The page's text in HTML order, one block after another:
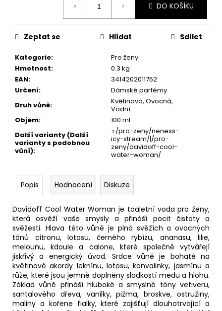
DO KOŠÍKU
Kategorie:
Pro ženy
Hmotnost:
0.3 kg
EAN:
3414202011752
Určení:
Dámské parfémy
Druh vůně:
Květinová, Ovocná,
Vodní
Objem:
100 ml
Další varianty (Další
varianty s podobnou
vůní):
+/pro-zeny/neness-
icy-stream/|/pro-
zeny/davidoff-cool-
water-woman/
Zeptat se Hlídat Sdílet
Popis Hodnocení Diskuze
Davidoff Cool Water Woman je toaletní voda pro ženy,
která osvěží vaše smysly a přináší pocit čistoty a
svěžesti. Hlava této vůně je plná svěžích a ovocných
tónů citronu, lotosu, černého rybízu, ananasu, lilie,
melounu, kdoule a calone, které společně vytvářejí
jiskřivý a energický úvod. Srdce vůně je bohaté na
květinové akordy leknínu, lotosu, konvalinky, jasmínu a
růže, které jsou jemně doplněny sladkostí medu a hlohu.
Základ vůně přináší hluboké a smyslné tóny vetiveru,
santalového dřeva, vanilky, pižma, broskve, ostružiny,
maliny a kořene fialky, které zajišťují dlouhotrvající a
Kč